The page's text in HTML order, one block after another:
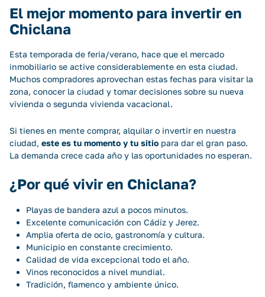
El mejor momento para invertir en
Chiclana
Esta temporada de feria/verano, hace que el mercado
inmobiliario se active considerablemente en esta ciudad.
Muchos compradores aprovechan estas fechas para visitar la
zona, conocer la ciudad y tomar decisiones sobre su nueva
vivienda o segunda vivienda vacacional.
Si tienes en mente comprar, alquilaro invertir en nuestra
ciudad, este es tu momento y tu sitio para dar el gran paso.
La demanda crece cada año y las oportunidades no esperan.
¿Por qué vivir en Chiclana?
Playas de bandera azul a pocos minutos.
Excelente comunicación con Cádiz y Jerez.
Amplia oferta de ocio, gastronomía y cultura.
Municipio en constante crecimiento.
Calidad de vida excepcional todo el año.
Vinos reconocidos a nivel mundial.
Tradición, flamenco y ambiente único.